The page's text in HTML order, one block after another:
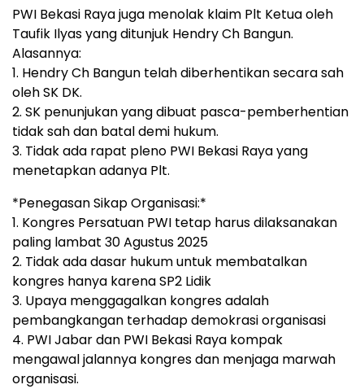
PWI Bekasi Raya juga menolak klaim Plt Ketua oleh
Taufik Ilyas yang ditunjuk Hendry Ch Bangun.
Alasannya:
1. Hendry Ch Bangun telah diberhentikan secara sah
oleh SK DK.
2. SK penunjukan yang dibuat pasca-pemberhentian
tidak sah dan batal demi hukum.
3. Tidak ada rapat pleno PWI Bekasi Raya yang
menetapkan adanya Plt.
*Penegasan Sikap Organisasi:*
1. Kongres Persatuan PWI tetap harus dilaksanakan
paling lambat 30 Agustus 2025
2. Tidak ada dasar hukum untuk membatalkan
kongres hanya karena SP2 Lidik
3. Upaya menggagalkan kongres adalah
pembangkangan terhadap demokrasi organisasi
4. PWI Jabar dan PWI Bekasi Raya kompak
mengawal jalannya kongres dan menjaga marwah
organisasi.